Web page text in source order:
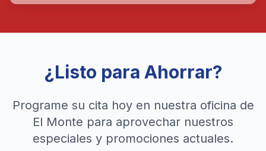
¿Listo para Ahorrar?
Programe su cita hoy en nuestra oficina de
El Monte para aprovechar nuestros
especiales y promociones actuales.